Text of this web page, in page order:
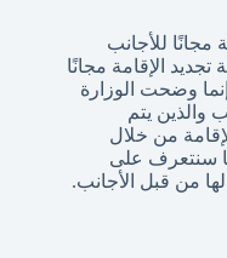
مجانًا للأجانب
الإقامة مجانًا
وضحت الوزارة
والذين يتم
من خلال
سنتعرف على
من قبل الأجانب.